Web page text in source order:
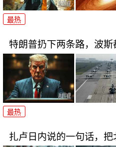
最热
特朗普扔下两条路，波
最热
扎卢日内说的一句话，